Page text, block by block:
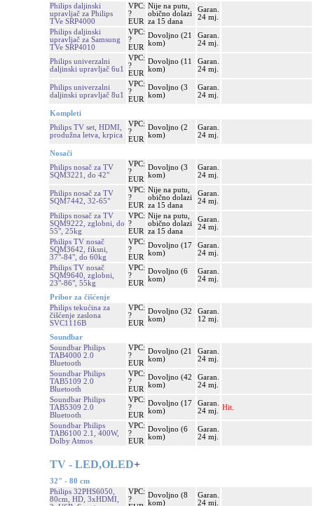
Philips daljinski
upravljač za Philips
TVe SRP4000
VPC:
?
EUR
Nije na putu,
obično dolazi
za 15 dana
Garan.
24 mj.
Philips daljinski
upravljač za Samsung
TVe SRP4010
VPC:
?
EUR
Dovoljno (21
kom)
Garan.
24 mj.
Philips univerzalni
daljinski upravljač 6u1
VPC:
?
EUR
Dovoljno (11
kom)
Garan.
24 mj.
Philips univerzalni
daljinski upravljač 8u1
VPC:
?
EUR
Dovoljno (3
kom)
Garan.
24 mj.
Kompleti
Philips TV set, HDMI,
produžna letva, krpica
VPC:
?
EUR
Dovoljno (2
kom)
Garan.
24 mj.
Nosači
Philips nosač za TV
SQM3221, do 42"
VPC:
?
EUR
Dovoljno (3
kom)
Garan.
24 mj.
Philips nosač za TV
SQM7442, 32-65"
VPC:
?
EUR
Nije na putu,
obično dolazi
za 15 dana
Garan.
24 mj.
Philips nosač za TV
SQM9222, zglobni, do
55", 25kg
VPC:
?
EUR
Nije na putu,
obično dolazi
za 15 dana
Garan.
24 mj.
Philips TV nosač
SQM3642, fiksni,
37"-84", do 60kg
VPC:
?
EUR
Dovoljno (17
kom)
Garan.
24 mj.
Philips TV nosač
SQM9640, zglobni,
23"-86", 55kg
VPC:
?
EUR
Dovoljno (6
kom)
Garan.
24 mj.
Pribor za čišćenje
Philips tekućina za
čišćenje zaslona
SVC1116B
VPC:
?
EUR
Dovoljno (32
kom)
Garan.
12 mj.
Soundbar
Soundbar Philips
TAB4000 2.0
Bluetooth
VPC:
?
EUR
Dovoljno (21
kom)
Garan.
24 mj.
Soundbar Philips
TAB5109 2.0
Bluetooth
VPC:
?
EUR
Dovoljno (42
kom)
Garan.
24 mj.
Soundbar Philips
TAB5309 2.0
Bluetooth
VPC:
?
EUR
Dovoljno (17
kom)
Garan.
24 mj.
Hit.
Soundbar Philips
TAB6100 2.1, 400W,
Dolby Atmos
VPC:
?
EUR
Dovoljno (6
kom)
Garan.
24 mj.
TV - LED,OLED+
32" - 80 cm
Philips 32PHS6050,
80cm, HD, 3xHDMI,
VPC:
?
Dovoljno (8
kom)
Garan.
24 mj.